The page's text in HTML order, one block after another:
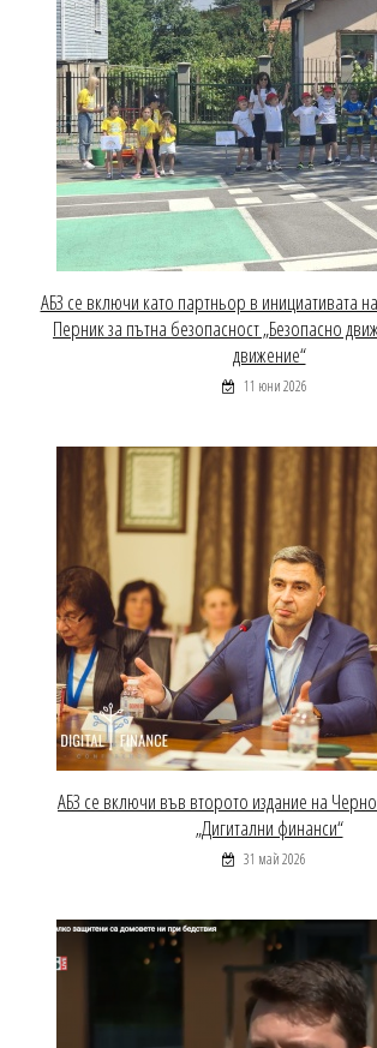
АБЗ се включи като партньор в инициативата
Перник за пътна безопасност „Безопасно
движение“
11 юни 2026
АБЗ се включи във второто издание на
„Дигитални финанси“
31 май 2026